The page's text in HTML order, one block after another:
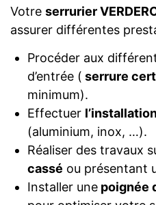
Votre serrurier
assurer différentes
Procéder aux
d’entrée ( serrure
minimum).
Effectuer
(aluminium, inox, …).
Réaliser des travaux
cassé ou présentant
Installer unepoignée